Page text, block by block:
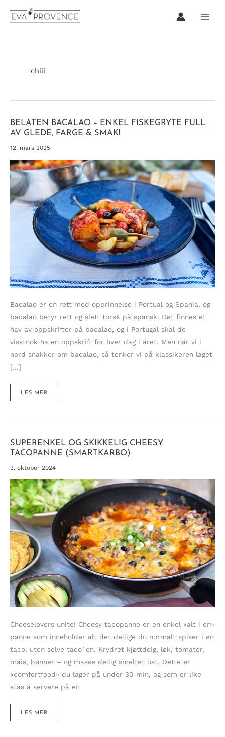
rett
chili
BELÅTEN BACALAO – ENKEL FISKEGRYTE FULL
AV GLEDE, FARGE & SMAK!
12. mars 2025
Bacalao er en rett med opprinnelse i Portual og Spania, og
bacalao betyr rett og slett torsk på spansk. Det finnes et
hav av oppskrifter på bacalao, og i Portugal skal de
visstnok ha en oppskrift for hver dag i året. Men når vi i
nord snakker om bacalao, så tenker vi på klassikeren laget
[…]
BELÅTEN
–
AV
SMAK!
LES MER
SUPERENKEL OG SKIKKELIG CHEESY
TACOPANNE (SMARTKARBO)
3. oktober 2024
Cheeselovers unite! Cheesy tacopanne er en enkel «alt i en»
panne som inneholder alt det deilige du normalt spiser i en
taco, uten selve taco´en. Krydret kjøttdeig, løk, tomater,
mais, bønner – og masse deilig smeltet ost. Dette er
«comfortfood» du lager på under 30 min, og som er like
stas å servere på en
SUPERENKEL
SKIKKELIG
LES MER